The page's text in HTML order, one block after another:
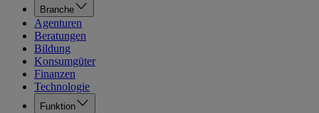
Branche
Agenturen
Beratungen
Bildung
Konsumgüter
Finanzen
Technologie
Funktion